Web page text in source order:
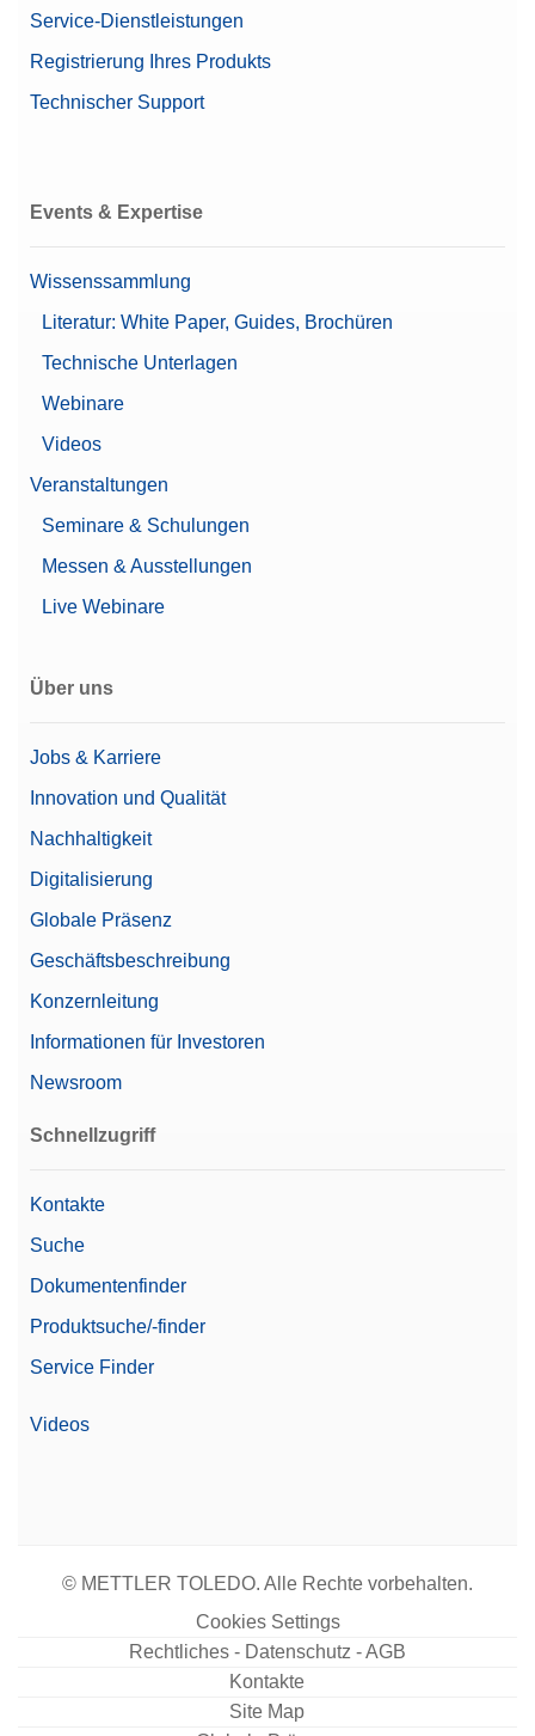
Service-Dienstleistungen
Registrierung Ihres Produkts
Technischer Support
Events & Expertise
Wissenssammlung
Literatur: White Paper, Guides, Brochüren
Technische Unterlagen
Webinare
Videos
Veranstaltungen
Seminare & Schulungen
Messen & Ausstellungen
Live Webinare
Über uns
Jobs & Karriere
Innovation und Qualität
Nachhaltigkeit
Digitalisierung
Globale Präsenz
Geschäftsbeschreibung
Konzernleitung
Informationen für Investoren
Newsroom
Schnellzugriff
Kontakte
Suche
Dokumentenfinder
Produktsuche/-finder
Service Finder
Videos
© METTLER TOLEDO. Alle Rechte vorbehalten.
Cookies Settings
Rechtliches - Datenschutz - AGB
Kontakte
Site Map